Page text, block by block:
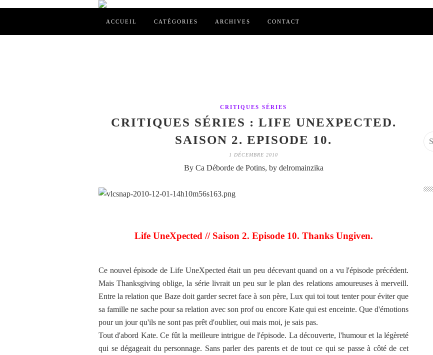
ACCUEIL CATÉGORIES ARCHIVES CONTACT
CRITIQUES SÉRIES
CRITIQUES SÉRIES : LIFE UNEXPECTED.
SAISON 2. EPISODE 10.
1 DÉCEMBRE 2010
By Ca Déborde de Potins, by delromainzika
Life UneXpected // Saison 2. Episode 10. Thanks Ungiven.
Ce nouvel épisode de Life UneXpected était un peu décevant quand on a vu l'épisode précédent.
Mais Thanksgiving oblige, la série livrait un peu sur le plan des relations amoureuses à merveill.
Entre la relation que Baze doit garder secret face à son père, Lux qui toi tout tenter pour éviter que
sa famille ne sache pour sa relation avec son prof ou encore Kate qui est enceinte. Que d'émotions
pour un jour qu'ils ne sont pas prêt d'oublier, oui mais moi, je sais pas.
Tout d'abord Kate. Ce fût la meilleure intrigue de l'épisode. La découverte, l'humour et la légèreté
qui se dégageait du personnage. Sans parler des parents et de tout ce qui se passe à côté de cet